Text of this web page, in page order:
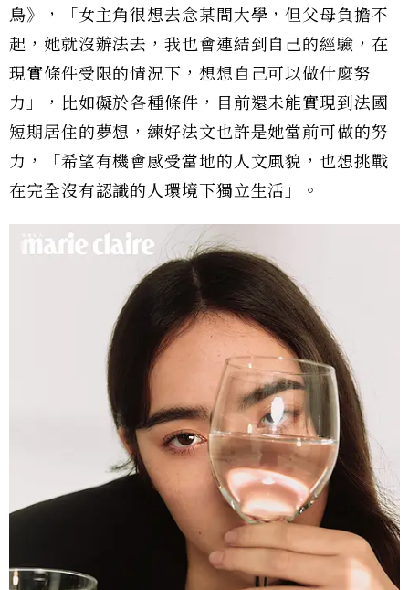
鳥》，「女主角很想去念某間大學，但父母負擔不
起，她就沒辦法去，我也會連結到自己的經驗，在
現實條件受限的情況下，想想自己可以做什麼努
力」，比如礙於各種條件，目前還未能實現到法國
短期居住的夢想，練好法文也許是她當前可做的努
力，「希望有機會感受當地的人文風貌，也想挑戰
在完全沒有認識的人環境下獨立生活」。